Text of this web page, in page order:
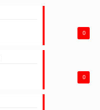
0
0